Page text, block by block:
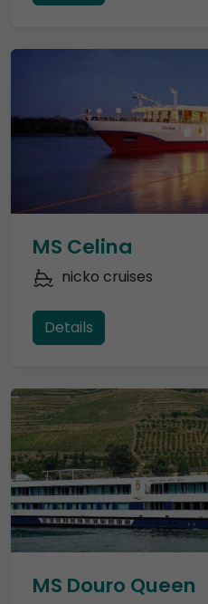
MS Celina
nicko cruises
Details
MS Douro Queen